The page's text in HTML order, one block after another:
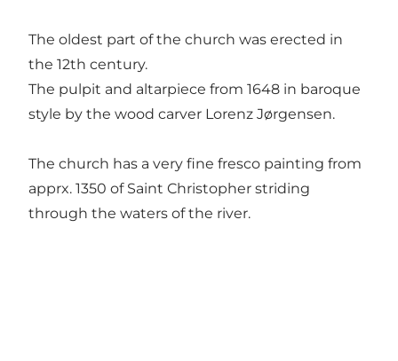
The oldest part of the church was erected in
the 12th century.
The pulpit and altarpiece from 1648 in baroque
style by the wood carver Lorenz Jørgensen.
The church has a very fine fresco painting from
apprx. 1350 of Saint Christopher striding
through the waters of the river.